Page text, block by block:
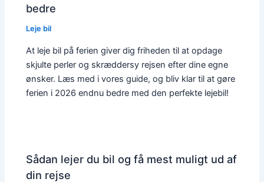
bedre
Leje bil
At leje bil på ferien giver dig friheden til at opdage
skjulte perler og skræddersy rejsen efter dine egne
ønsker. Læs med i vores guide, og bliv klar til at gøre
ferien i 2026 endnu bedre med den perfekte lejebil!
Sådan lejer du bil og få mest muligt ud af
din rejse